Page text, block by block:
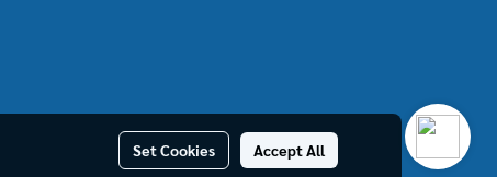
Set Cookies Accept All